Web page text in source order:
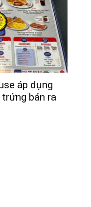
áp dụng
bán ra